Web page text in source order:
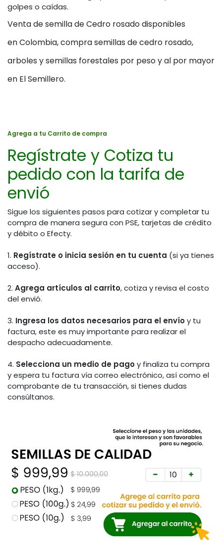
golpes o caídas.
Venta de semilla de Cedro rosado disponibles
en Colombia, compra semillas de cedro rosado,
arboles y semillas forestales por peso y al por mayor
en El Semillero.
Agrega a tu Carrito de compra
Regístrate y Cotiza tu
pedido con la tarifa de
envió
Sigue los siguientes pasos para cotizar y completar tu
compra de manera segura con PSE, tarjetas de crédito
y débito o Efecty.
1. Regístrate o inicia sesión en tu cuenta (si ya tienes
acceso).
2. Agrega artículos al carrito, cotiza y revisa el costo
del envió.
3. Ingresa los datos necesarios para el envíoy tu
factura, este es muy importante para realizar el
despacho adecuadamente.
4. Selecciona un medio de pagoy finaliza tu compra
y espera tu factura vía correo electrónico, así como el
comprobante de tu transacción, si tienes dudas
consúltanos.